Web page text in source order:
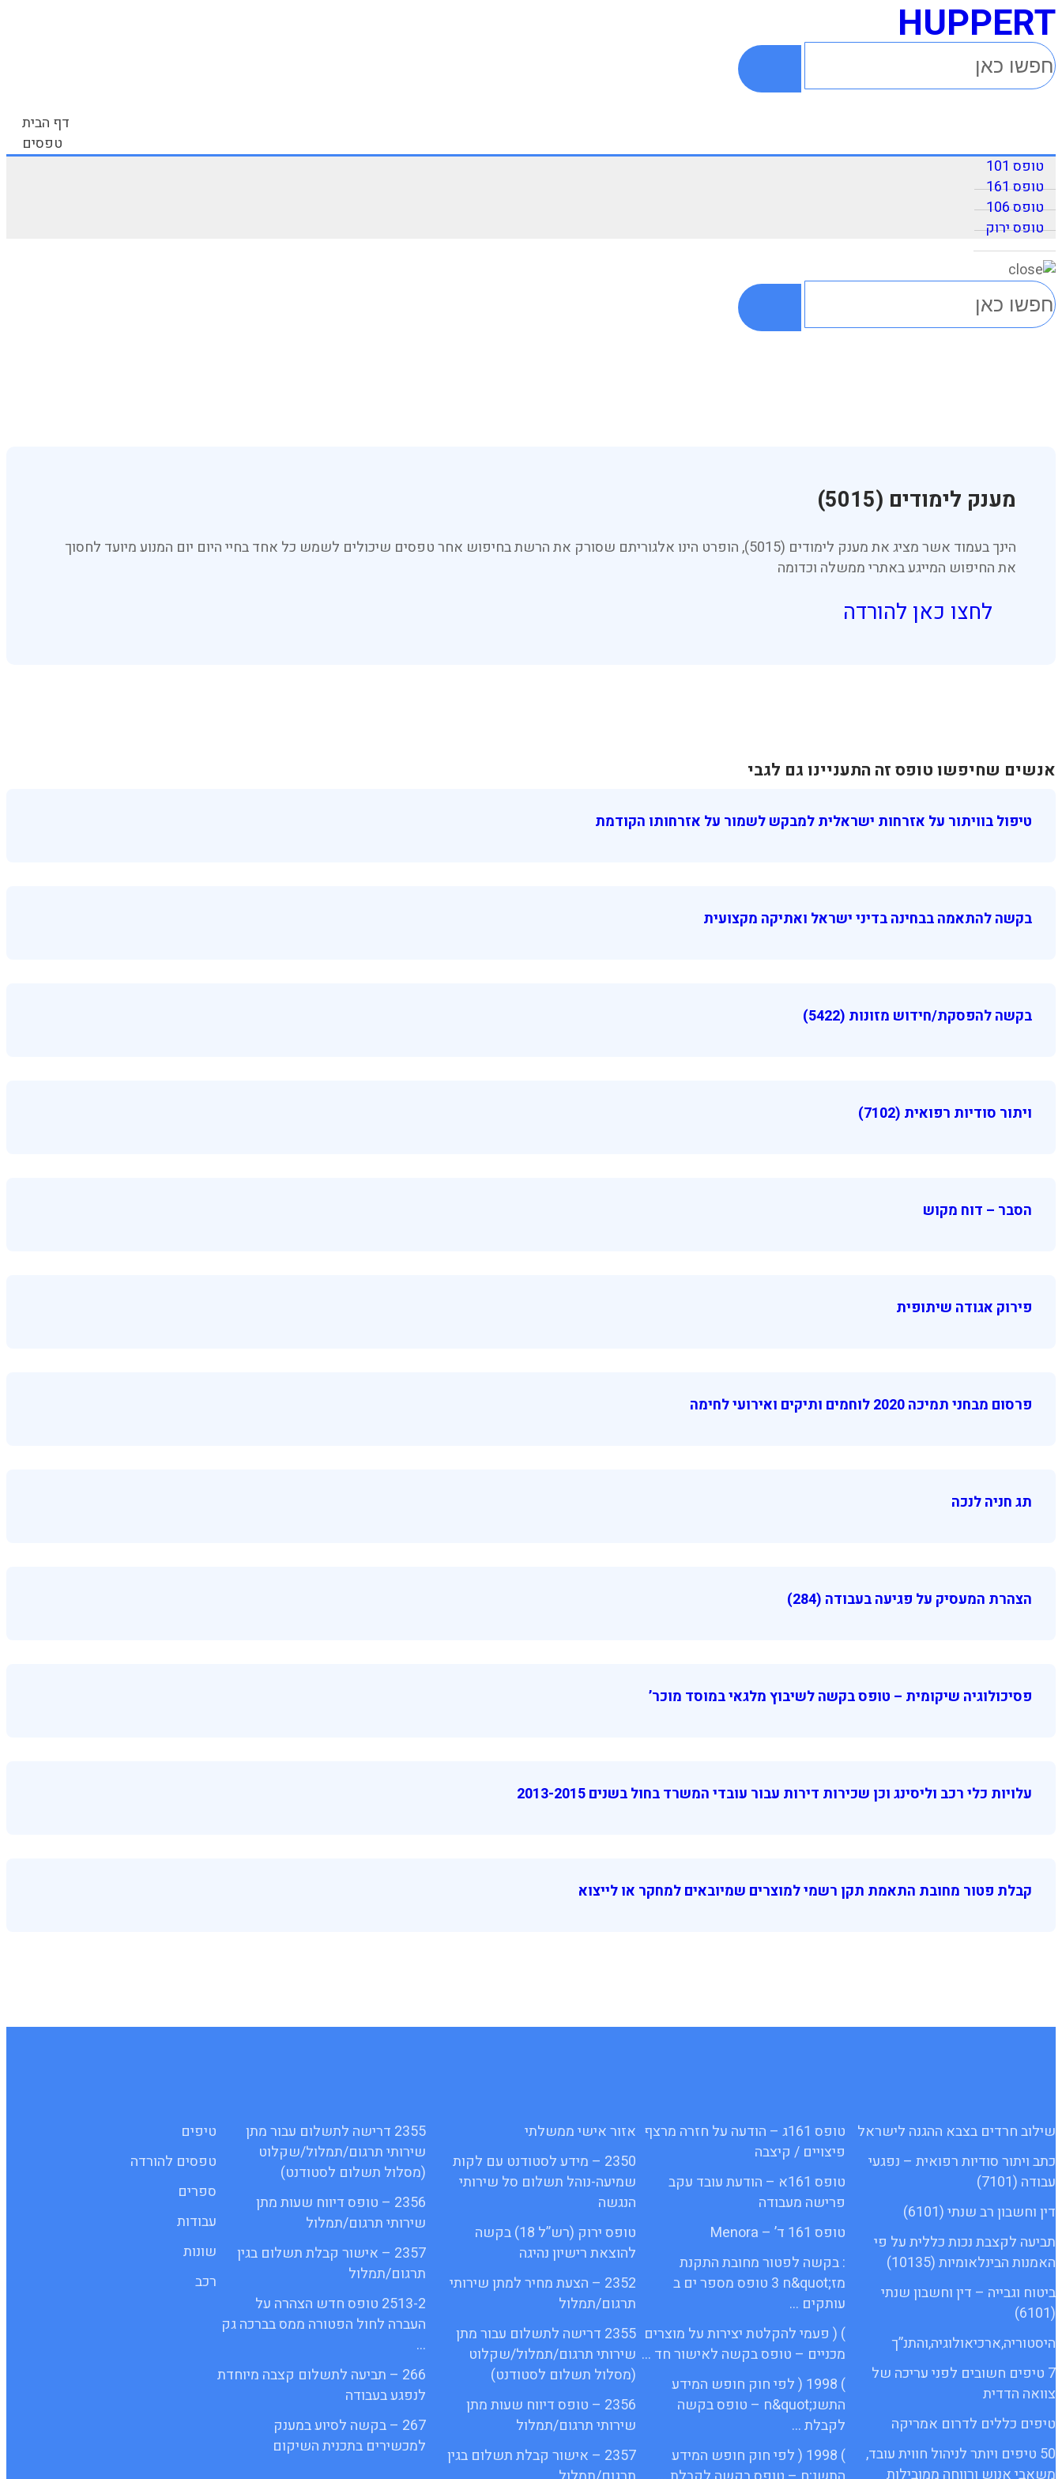
HUPPERT
דף הבית
טפסים
טופס 101
טופס 161
טופס 106
טופס ירוק
מענק לימודים (5015)
הינך בעמוד אשר מציג את מענק לימודים (5015), הופרט הינו אלגוריתם שסורק את הרשת בחיפוש אחר טפסים שיכולים לשמש כל אחד בחיי היום יום המנוע מיועד לחסוך
את החיפוש המייגע באתרי ממשלה וכדומה
לחצו כאן להורדה
אנשים שחיפשו טופס זה התעניינו גם לגבי
טיפול בוויתור על אזרחות ישראלית למבקש לשמור על אזרחותו הקודמת
בקשה להתאמה בבחינה בדיני ישראל ואתיקה מקצועית
בקשה להפסקת/חידוש מזונות (5422)
ויתור סודיות רפואית (7102)
הסבר – דוח מקוש
פירוק אגודה שיתופית
פרסום מבחני תמיכה 2020 לוחמים ותיקים ואירועי לחימה
תג חניה לנכה
הצהרת המעסיק על פגיעה בעבודה (284)
פסיכולוגיה שיקומית – טופס בקשה לשיבוץ מלגאי במוסד מוכר’
עלויות כלי רכב וליסינג וכן שכירות דירות עבור עובדי המשרד בחול בשנים 2013-2015
קבלת פטור מחובת התאמת תקן רשמי למוצרים שמיובאים למחקר או לייצוא
שילוב חרדים בצבא ההגנה לישראל
כתב ויתור סודיות רפואית – נפגעי
עבודה (7101)
דין וחשבון רב שנתי (6101)
תביעה לקצבת נכות כללית על פי
האמנות הבינלאומיות (10135)
ביטוח וגבייה – דין וחשבון שנתי
(6101)
היסטוריה,ארכיאולוגיה,והתנ”ך
7 טיפים חשובים לפני עריכה של
צוואה הדדית
טיפים כללים לדרום אמריקה
50 טיפים ויותר לניהול חווית עובד,
משאבי אנוש ורווחה ממובילות
טופס 161ג – הודעה על חזרה מרצף
פיצויים / קיצבה
טופס 161א – הודעת עובד עקב
פרישה מעבודה
טופס 161 ד’ – Menora
: בקשה לפטור מחובת התקנת
מז;quot&ח 3 טופס מספר ים ב
עותקים …
) ( פעמי להקלטת יצירות על מוצרים
מכניים – טופס בקשה לאישור חד …
) 1998 ( לפי חוק חופש המידע
התשנ;quot&ח – טופס בקשה
לקבלת …
) 1998 ( לפי חוק חופש המידע
אזור אישי ממשלתי
2350 – מידע לסטודנט עם לקות
שמיעה-נוהל תשלום סל שירותי
הנגשה
טופס ירוק (רש”ל 18) בקשה
להוצאת רישיון נהיגה
2352 – הצעת מחיר למתן שירותי
תרגום/תמלול
2355 דרישה לתשלום עבור מתן
שירותי תרגום/תמלול/שקלוט
(מסלול תשלום לסטודנט)
2356 – טופס דיווח שעות מתן
שירותי תרגום/תמלול
2357 – אישור קבלת תשלום בגין
2355 דרישה לתשלום עבור מתן
שירותי תרגום/תמלול/שקלוט
(מסלול תשלום לסטודנט)
2356 – טופס דיווח שעות מתן
שירותי תרגום/תמלול
2357 – אישור קבלת תשלום בגין
תרגום/תמלול
2513-2 טופס חדש הצהרה על
העברה לחול הפטורה ממס בברכה גק
…
266 – תביעה לתשלום קצבה מיוחדת
לנפגע בעבודה
267 – בקשה לסיוע במענק
למכשירים בתכנית השיקום
טיפים
טפסים להורדה
ספרים
עבודות
שונות
רכב